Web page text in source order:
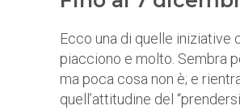
Ecco una di quelle iniziative
piacciono e molto. Sembra
ma poca cosa non è; e
quell’attitudine del